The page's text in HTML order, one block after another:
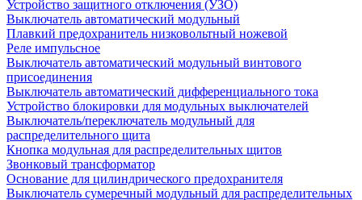
Устройство защитного отключения (УЗО)
Выключатель автоматический модульный
Плавкий предохранитель низковольтный ножевой
Реле импульсное
Выключатель автоматический модульный винтового
присоединения
Выключатель автоматический дифференциального тока
Устройство блокировки для модульных выключателей
Выключатель/переключатель модульный для
распределительного щита
Кнопка модульная для распределительных щитов
Звонковый трансформатор
Основание для цилиндрического предохранителя
Выключатель сумеречный модульный для распределительных